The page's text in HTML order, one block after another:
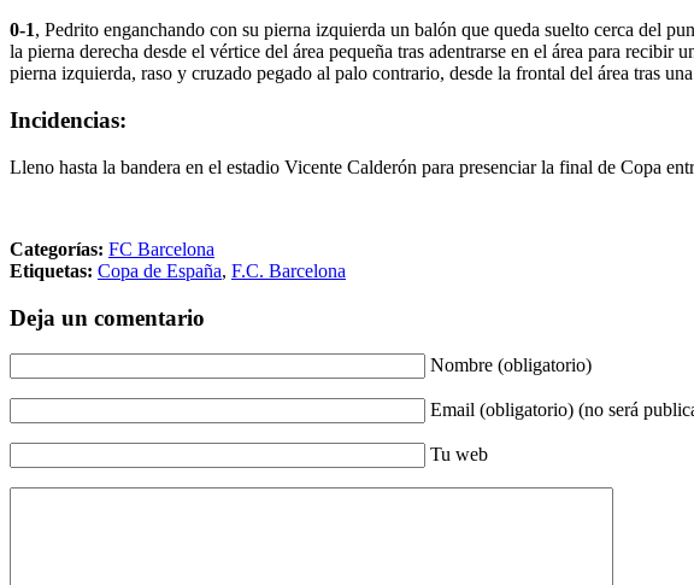
0-1, Pedrito enganchando con su pierna izquierda un balón que queda suelto cerca del
la pierna derecha desde el vértice del área pequeña tras adentrarse en el área para
pierna izquierda, raso y cruzado pegado al palo contrario, desde la frontal del área tras
Incidencias:
Lleno hasta la bandera en el estadio Vicente Calderón para presenciar la final de Copa
Categorías: FC Barcelona
Etiquetas: Copa de España, F.C. Barcelona
Deja un comentario
Nombre (obligatorio)
Email (obligatorio) (no será
Tu web